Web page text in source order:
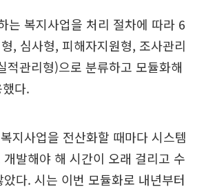
는 복지사업을 처리 절차에 따라 6
, 심사형, 피해자지원형, 조사관리
적관리형)으로 분류하고 모듈화해
다.
지사업을 전산화할 때마다 시스템
발해야 해 시간이 오래 걸리고 수
다. 시는 이번 모듈화로 내년부터